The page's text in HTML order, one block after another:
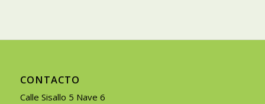
CONTACTO
Calle Sisallo 5 Nave 6